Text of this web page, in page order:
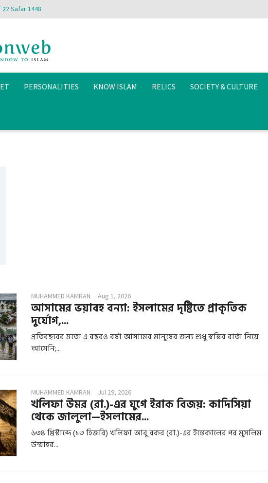
22 Safar 1448
PERSONALITIES KNOW ISLAM RELICS SOCIETY & CULTURE
MUHAMMED KAMRAN Aug 1, 2026
আসামের ভয়াবহ বন্যা: ইসলামের দৃষ্টিতে প্রাকৃতিক
দুর্যোগ,...
প্রতিবছরের মতো এ বছরও বর্ষা আসামের মানুষের জন্য শুধু স্বস্তির বার্তা নিয়ে
আসেনি;...
MUHAMMED KAMRAN Jul 29, 2026
খলিফা উমর (রা.)-এর যুগে ইরাক বিজয়: কাদিসিয়া
থেকে জালুলা—ইসলামের...
৬৩৪ খ্রিস্টাব্দে (১৩ হিজরি) খলিফা আবু বকর (রা.)-এর ইন্তেকালের পর মুসলিম
উম্মাহর...